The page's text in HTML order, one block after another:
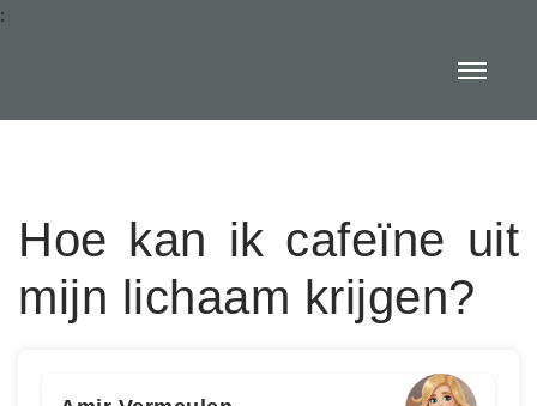
:
Hoe kan ik cafeïne uit
mijn lichaam krijgen?